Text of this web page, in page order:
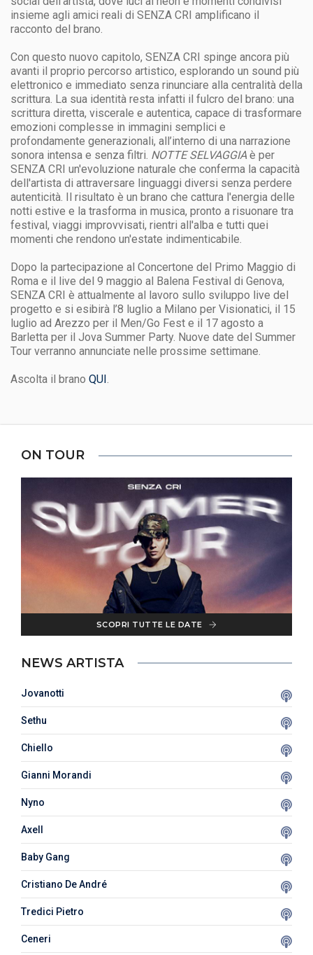
insieme agli amici reali di SENZA CRI amplificano il
racconto del brano.
Con questo nuovo capitolo, SENZA CRI spinge ancora più
avanti il proprio percorso artistico, esplorando un sound più
elettronico e immediato senza rinunciare alla centralità della
scrittura. La sua identità resta infatti il fulcro del brano: una
scrittura diretta, viscerale e autentica, capace di trasformare
emozioni complesse in immagini semplici e
profondamente generazionali, all’interno di una narrazione
sonora intensa e senza filtri. NOTTE SELVAGGIA è per
SENZA CRI un'evoluzione naturale che conferma la capacità
dell'artista di attraversare linguaggi diversi senza perdere
autenticità. Il risultato è un brano che cattura l'energia delle
notti estive e la trasforma in musica, pronto a risuonare tra
festival, viaggi improvvisati, rientri all'alba e tutti quei
momenti che rendono un'estate indimenticabile.
Dopo la partecipazione al Concertone del Primo Maggio di
Roma e il live del 9 maggio al Balena Festival di Genova,
SENZA CRI è attualmente al lavoro sullo sviluppo live del
progetto e si esibirà l’8 luglio a Milano per Visionatici, il 15
luglio ad Arezzo per il Men/Go Fest e il 17 agosto a
Barletta per il Jova Summer Party. Nuove date del Summer
Tour verranno annunciate nelle prossime settimane.
Ascolta il brano QUI.
ON TOUR
SCOPRI TUTTE LE DATE
NEWS ARTISTA
Jovanotti
Sethu
Chiello
Gianni Morandi
Nyno
Axell
Baby Gang
Cristiano De André
Tredici Pietro
Ceneri